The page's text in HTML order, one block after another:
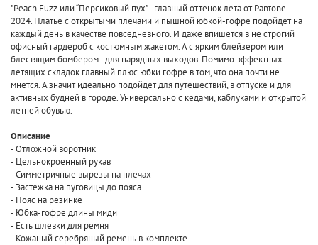
"Peach Fuzz или “Персиковый пух” - главный оттенок лета от Pantone
2024. Платье с открытыми плечами и пышной юбкой-гофре подойдет на
каждый день в качестве повседневного. И даже впишется в не строгий
офисный гардероб с костюмным жакетом. А с ярким блейзером или
блестящим бомбером - для нарядных выходов. Помимо эффектных
летящих складок главный плюс юбки гофре в том, что она почти не
мнется. А значит идеально подойдет для путешествий, в отпуске и для
активных будней в городе. Универсально с кедами, каблуками и открытой
летней обувью.
Описание
- Отложной воротник
- Цельнокроенный рукав
- Симметричные вырезы на плечах
- Застежка на пуговицы до пояса
- Пояс на резинке
- Юбка-гофре длины миди
- Есть шлевки для ремня
- Кожаный серебряный ремень в комплекте